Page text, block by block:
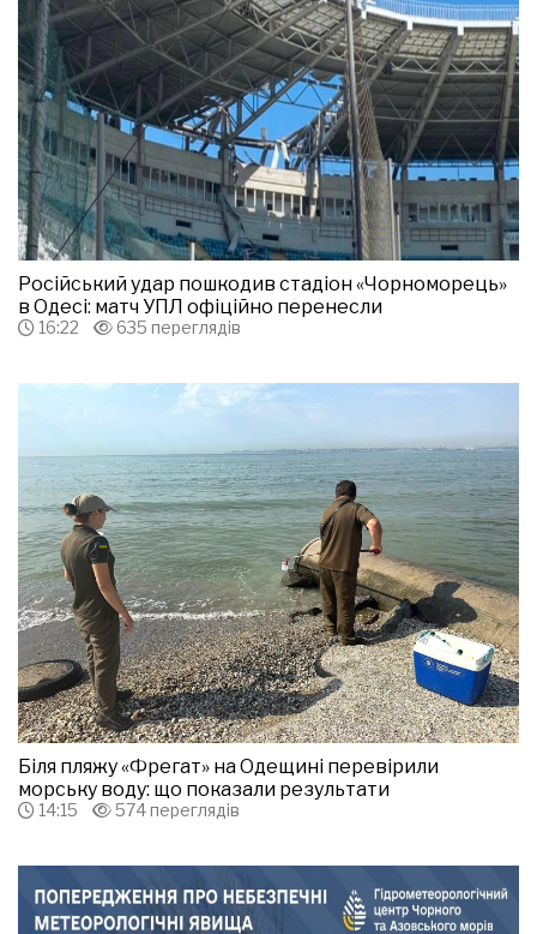
Російський удар пошкодив стадіон «Чорноморець»
в Одесі: матч УПЛ офіційно перенесли
16:22 635 переглядів
Біля пляжу «Фрегат» на Одещині перевірили
морську воду: що показали результати
14:15 574 переглядів